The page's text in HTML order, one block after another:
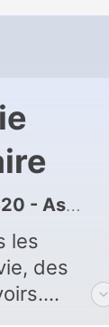
discret du rideau de fumée 4/4 : La bonne presse de la rubrique astro
les
des
grand